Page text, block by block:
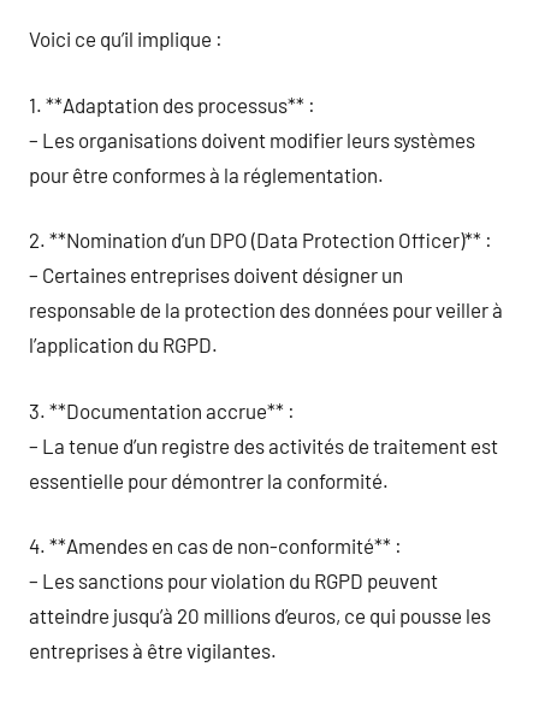
Voici ce qu’il implique :
1. **Adaptation des processus** :
– Les organisations doivent modifier leurs systèmes
pour être conformes à la réglementation.
2. **Nomination d’un DPO (Data Protection Officer)** :
– Certaines entreprises doivent désigner un
responsable de la protection des données pour veiller à
l’application du RGPD.
3. **Documentation accrue** :
– La tenue d’un registre des activités de traitement est
essentielle pour démontrer la conformité.
4. **Amendes en cas de non-conformité** :
– Les sanctions pour violation du RGPD peuvent
atteindre jusqu’à 20 millions d’euros, ce qui pousse les
entreprises à être vigilantes.